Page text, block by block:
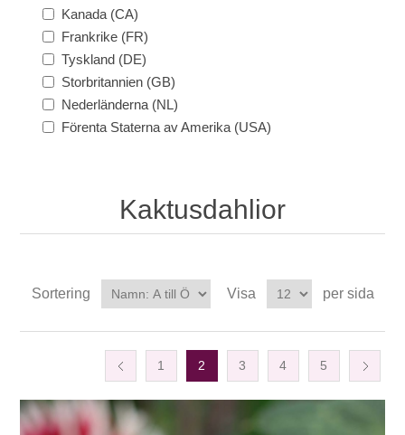
Kanada (CA)
Frankrike (FR)
Tyskland (DE)
Storbritannien (GB)
Nederländerna (NL)
Förenta Staterna av Amerika (USA)
Kaktusdahlior
Sortering Visa per sida
1 2 3 4 5